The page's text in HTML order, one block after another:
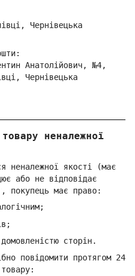
Чернівецька
Анатолійович, №4,
Чернівецька
неналежної
неналежної якості (має
або не відповідає
покупець має право:
сторін.
повідомити протягом 24